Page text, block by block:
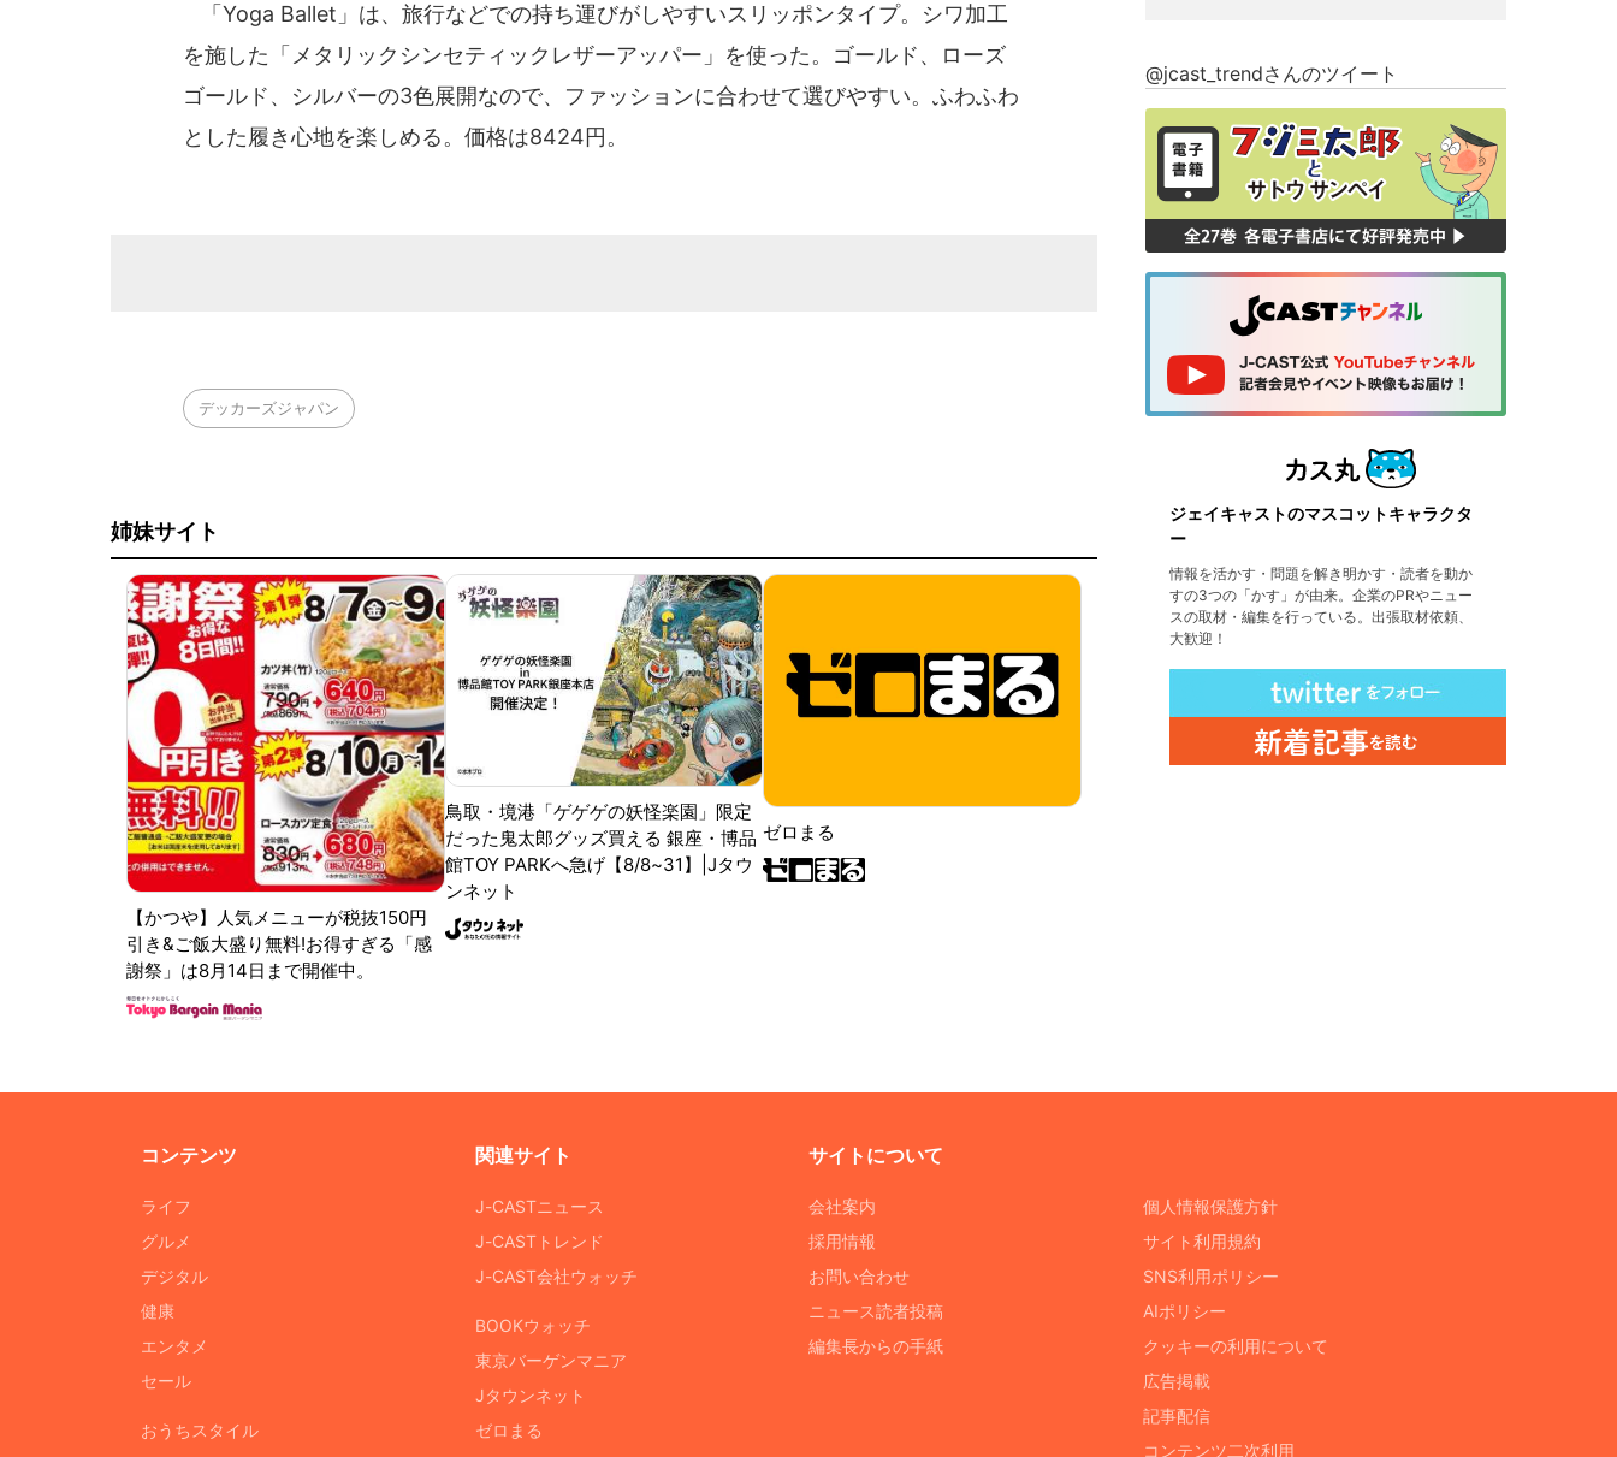
「Yoga Ballet」は、旅行などでの持ち運びがしやすいスリッポンタイプ。シワ加工
を施した「メタリックシンセティックレザーアッパー」を使った。ゴールド、ローズ
ゴールド、シルバーの3色展開なので、ファッションに合わせて選びやすい。ふわふわ
とした履き心地を楽しめる。価格は8424円。
デッカーズジャパン
姉妹サイト
【かつや】人気メニューが税抜150円
引き&ご飯大盛り無料!お得すぎる「感
謝祭」は8月14日まで開催中。
鳥取・境港「ゲゲゲの妖怪楽園」限定
だった鬼太郎グッズ買える 銀座・博品
館TOY PARKへ急げ【8/8~31】|Jタウ
ンネット
ゼロまる
@jcast_trendさんのツイート
ジェイキャストのマスコットキャラクタ
ー
情報を活かす・問題を解き明かす・読者を動か
すの3つの「かす」が由来。企業のPRやニュー
スの取材・編集を行っている。出張取材依頼、
大歓迎！
コンテンツ
ライフ
グルメ
デジタル
健康
エンタメ
セール
おうちスタイル
関連サイト
J-CASTニュース
J-CASTトレンド
J-CAST会社ウォッチ
BOOKウォッチ
東京バーゲンマニア
Jタウンネット
ゼロまる
サイトについて
会社案内
採用情報
お問い合わせ
ニュース読者投稿
編集長からの手紙
個人情報保護方針
サイト利用規約
SNS利用ポリシー
AIポリシー
クッキーの利用について
広告掲載
記事配信
コンテンツ二次利用